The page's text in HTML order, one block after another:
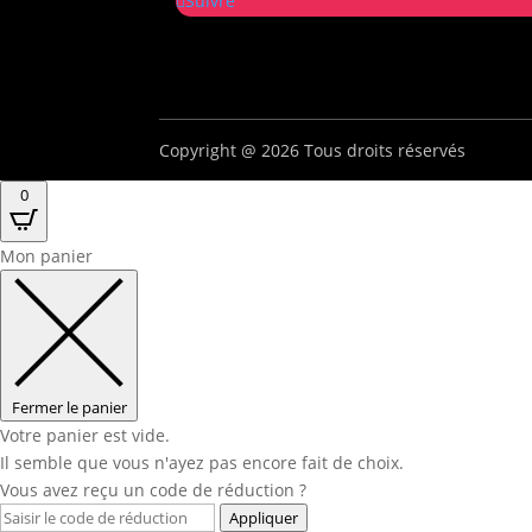
Copyright @ 2026 Tous droits réservés
0
Mon panier
Fermer le panier
Votre panier est vide.
Il semble que vous n'ayez pas encore fait de choix.
Vous avez reçu un code de réduction ?
Appliquer